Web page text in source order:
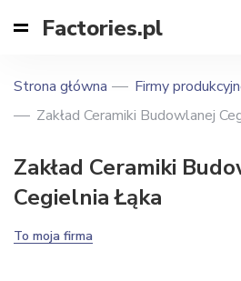
Factories.pl
Strona główna Firmy
Zakład Ceramiki Budowlanej
Zakład Ceramiki
Cegiel­nia Łąka
To moja firma